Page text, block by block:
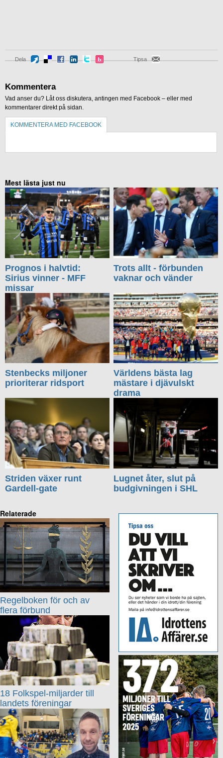
Dela Tipsa
Kommentera
Vad anser du? Låt oss diskutera, antingen med Facebook – eller med
kommentarer direkt på sidan.
KOMMENTERA MED FACEBOOK
Mest lästa just nu
Prognos i halvtid:
Sirius vinner - MFF
missar
Trots allt - förbunden
vaknar och vänder
Stenbecks miljoner
prioriterar ridsport
Världens bästa lag
mästare i djävulskt
drama
Striden växer runt
Gardell-gate
Lugnet åter, slut på
budgivningen i SHL
Relaterade
Regelboken för och av
flera förbund
18 Folkspel-miljarder till
landets föreningar